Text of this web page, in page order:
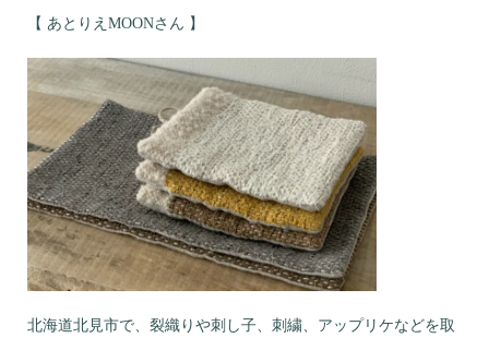
【 あとりえMOONさん 】
北海道北見市で、裂織りや刺し子、刺繍、アップリケなどを取